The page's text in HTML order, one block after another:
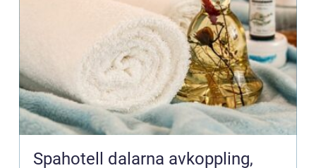
Spahotell dalarna avkoppling,